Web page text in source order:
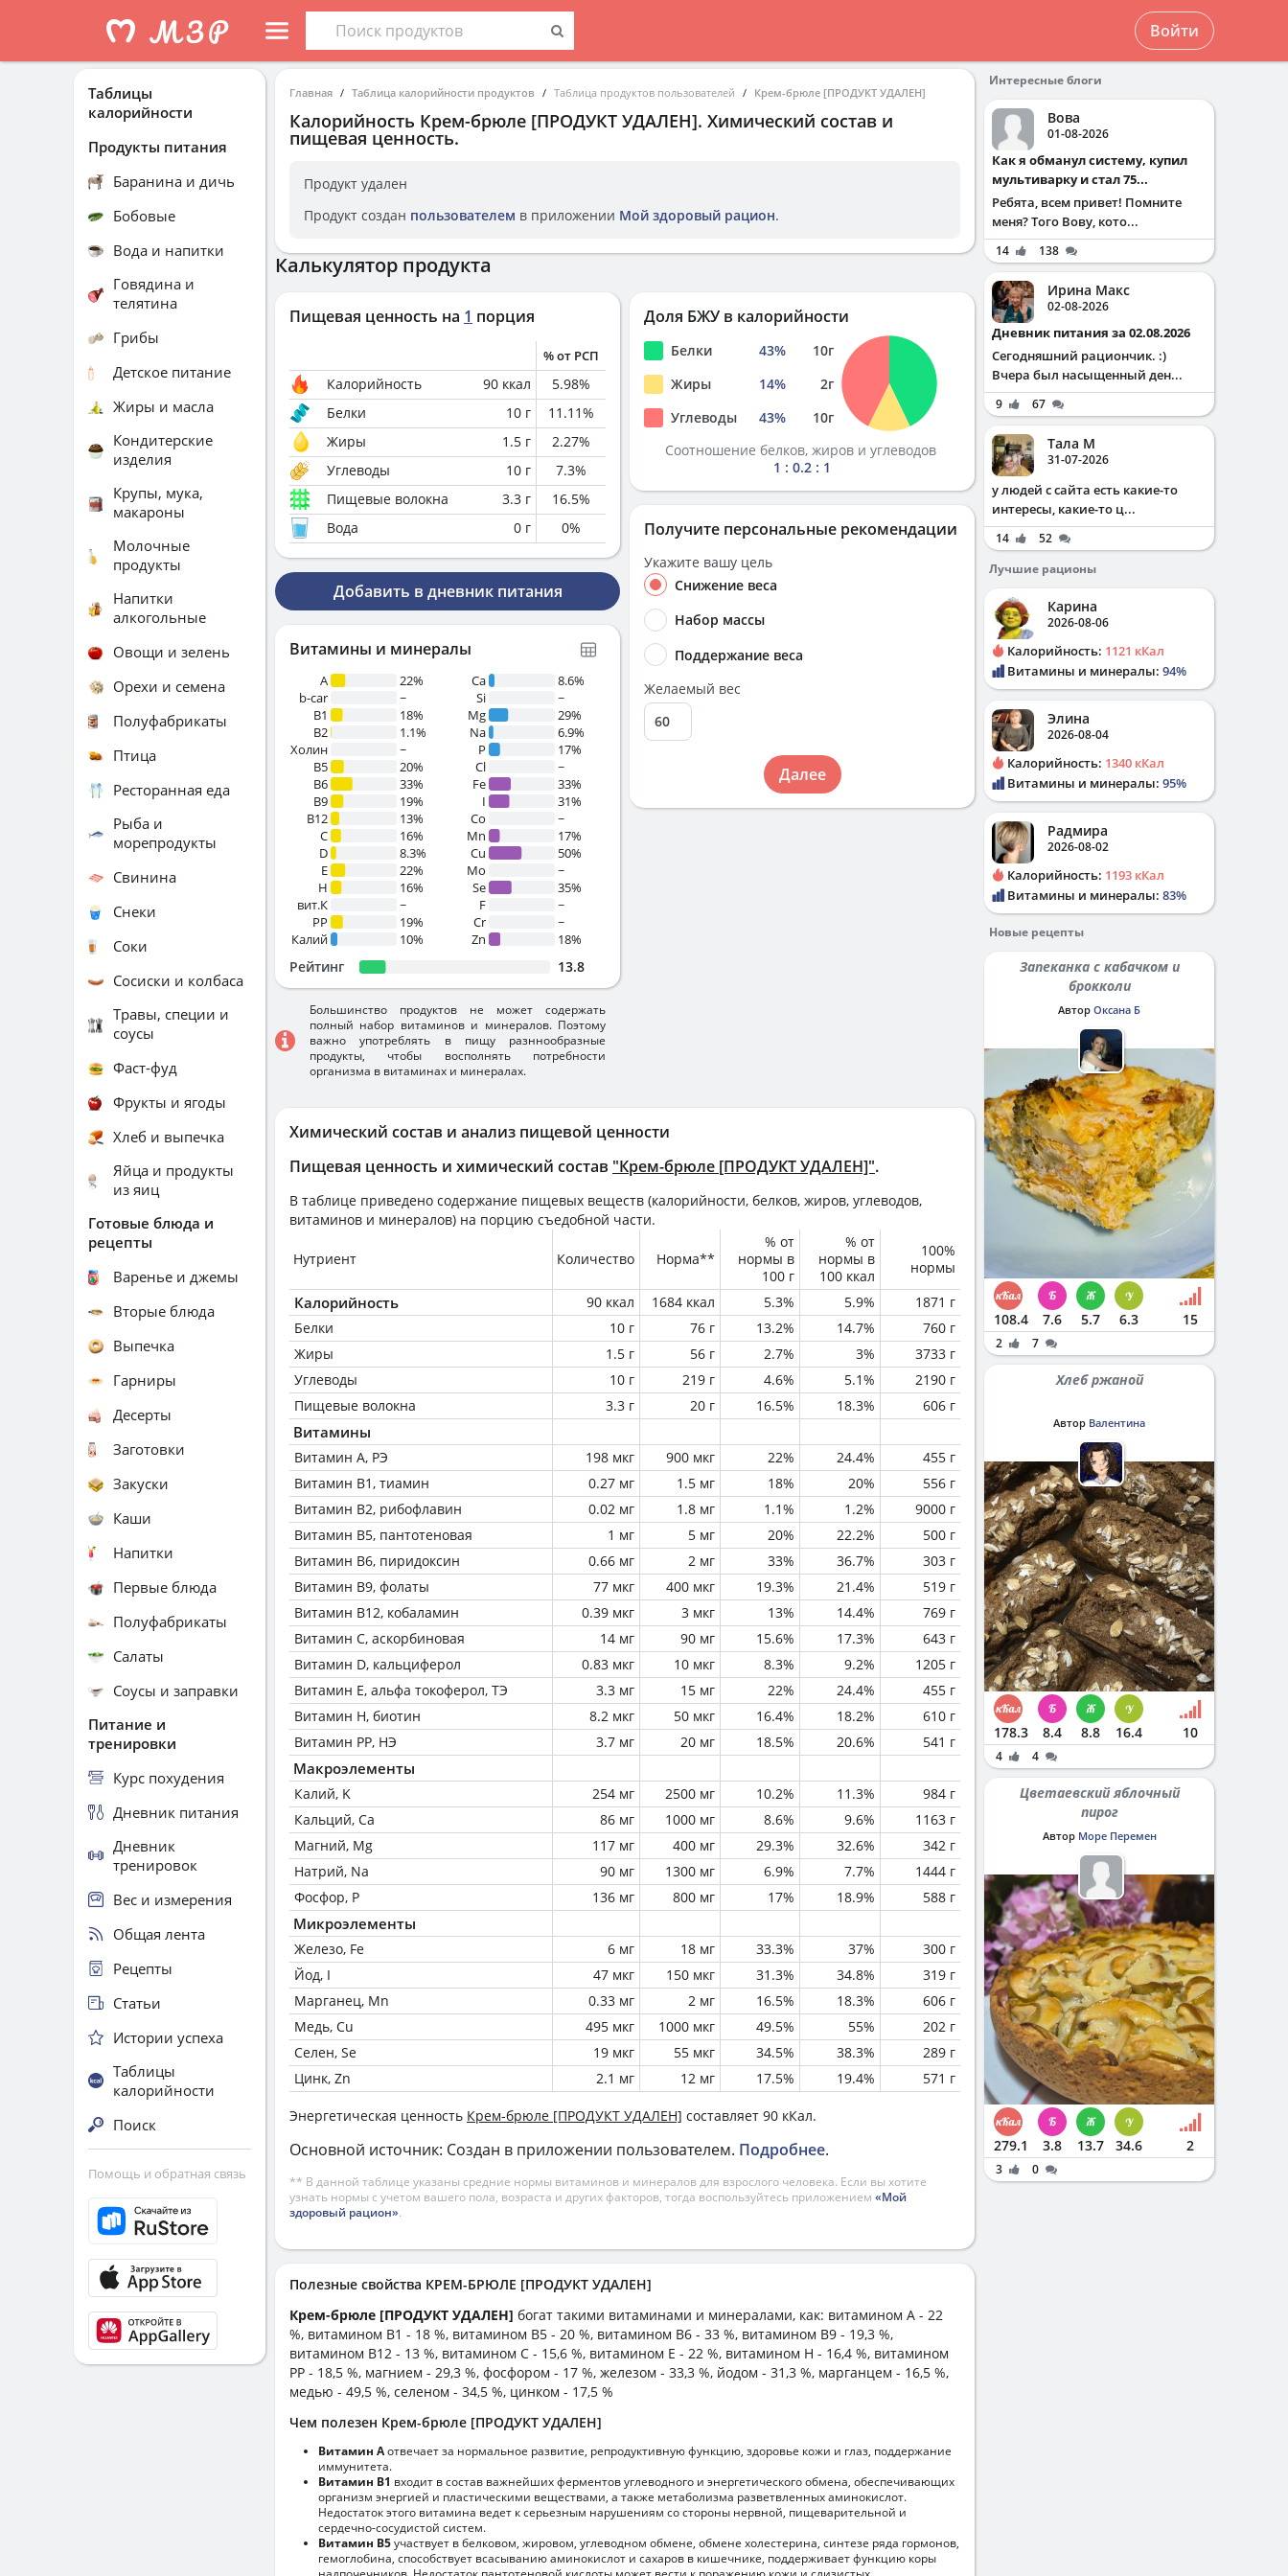
Войти
Главная Таблица калорийности продуктов Таблица продуктов пользователей Крем-брюле [ПРОДУКТ УДАЛЕН]
Калорийность Крем-брюле [ПРОДУКТ УДАЛЕН]. Химический состав и
пищевая ценность.
Продукт удален
Продукт создан пользователем в приложении Мой здоровый рацион.
Химический состав и анализ пищевой ценности
Пищевая ценность и химический состав "Крем-брюле [ПРОДУКТ УДАЛЕН]".
В таблице приведено содержание пищевых веществ (калорийности, белков, жиров, углеводов,
витаминов и минералов) на порцию съедобной части.
Нутриент Количество Норма**
% от
нормы в
100 г
% от
нормы в
100 ккал
100%
нормы
Калорийность 90 ккал 1684 ккал 5.3% 5.9%
1871 г
Белки
10 г 76 г 13.2% 14.7%
760 г
Жиры
1.5 г 56 г 2.7% 3%
3733 г
Углеводы
10 г 219 г 4.6% 5.1%
2190 г
Пищевые волокна
3.3 г 20 г 16.5% 18.3% 606 г
Витамины
Витамин А, РЭ 198 мкг 900 мкг 22% 24.4%
455 г
Витамин В1, тиамин
0.27 мг 1.5 мг 18% 20%
556 г
Витамин В2, рибофлавин
0.02 мг 1.8 мг 1.1% 1.2%
9000 г
Витамин В5, пантотеновая
1 мг 5 мг 20% 22.2%
500 г
Витамин В6, пиридоксин
0.66 мг 2 мг 33% 36.7%
303 г
Витамин В9, фолаты
77 мкг 400 мкг 19.3% 21.4%
519 г
Витамин В12, кобаламин
0.39 мкг 3 мкг 13% 14.4%
769 г
Витамин C, аскорбиновая
14 мг 90 мг 15.6% 17.3%
643 г
Витамин D, кальциферол
0.83 мкг 10 мкг 8.3% 9.2%
1205 г
Витамин Е, альфа токоферол, ТЭ
3.3 мг 15 мг 22% 24.4%
455 г
Витамин Н, биотин
8.2 мкг 50 мкг 16.4% 18.2%
610 г
Витамин РР, НЭ
3.7 мг 20 мг 18.5% 20.6% 541 г
Макроэлементы
Калий, K 254 мг 2500 мг 10.2% 11.3%
984 г
Кальций, Ca
86 мг 1000 мг 8.6% 9.6%
1163 г
Магний, Mg
117 мг 400 мг 29.3% 32.6%
342 г
Натрий, Na
90 мг 1300 мг 6.9% 7.7%
1444 г
Фосфор, P
136 мг 800 мг 17% 18.9% 588 г
Микроэлементы
Железо, Fe 6 мг 18 мг 33.3% 37%
300 г
Йод, I
47 мкг 150 мкг 31.3% 34.8%
319 г
Марганец, Mn
0.33 мг 2 мг 16.5% 18.3%
606 г
Медь, Cu
495 мкг 1000 мкг 49.5% 55%
202 г
Селен, Se
19 мкг 55 мкг 34.5% 38.3%
289 г
Цинк, Zn
2.1 мг 12 мг 17.5% 19.4% 571 г
Энергетическая ценность Крем-брюле [ПРОДУКТ УДАЛЕН] составляет 90 кКал.
Основной источник: Создан в приложении пользователем. Подробнее.
** В данной таблице указаны средние нормы витаминов и минералов для взрослого человека. Если вы хотите
узнать нормы с учетом вашего пола, возраста и других факторов, тогда воспользуйтесь приложением «Мой
здоровый рацион».
Калькулятор продукта
Пищевая ценность на 1 порция
% от РСП
Калорийность 90 ккал 5.98%
Белки
10 г 11.11%
Жиры
1.5 г 2.27%
Углеводы
10 г 7.3%
Пищевые волокна
3.3 г 16.5%
Вода
0 г 0%
Добавить в дневник питания
Витамины и минералы
A
22%
b-car
~
В1
18%
B2
1.1%
Холин
~
B5
20%
B6
33%
B9
19%
B12
13%
C
16%
D
8.3%
E
22%
H
16%
вит.К
~
PP
19%
Калий
10%
Ca
8.6%
Si
~
Mg
29%
Na
6.9%
P
17%
Cl
~
Fe
33%
I
31%
Co
~
Mn
17%
Cu
50%
Mo
~
Se
35%
F
~
Cr
~
Zn
18%
Рейтинг 13.8
Большинство продуктов не может содержать
полный набор витаминов и минералов. Поэтому
важно употреблять в пищу разннообразные
продукты, чтобы восполнять потребности
организма в витаминах и минералах.
Доля БЖУ в калорийности
Белки 43% 10г
Жиры
14% 2г
Углеводы
43% 10г
Соотношение белков, жиров и углеводов
1 : 0.2 : 1
Получите персональные рекомендации
Укажите вашу цель
Снижение веса
Набор массы
Поддержание веса
Желаемый вес
Далее
Полезные свойства КРЕМ-БРЮЛЕ [ПРОДУКТ УДАЛЕН]
Крем-брюле [ПРОДУКТ УДАЛЕН] богат такими витаминами и минералами, как: витамином А - 22
%, витамином B1 - 18 %, витамином B5 - 20 %, витамином B6 - 33 %, витамином B9 - 19,3 %,
витамином B12 - 13 %, витамином C - 15,6 %, витамином E - 22 %, витамином H - 16,4 %, витамином
PP - 18,5 %, магнием - 29,3 %, фосфором - 17 %, железом - 33,3 %, йодом - 31,3 %, марганцем - 16,5 %,
медью - 49,5 %, селеном - 34,5 %, цинком - 17,5 %
Чем полезен Крем-брюле [ПРОДУКТ УДАЛЕН]
Витамин Аотвечает за нормальное развитие, репродуктивную функцию, здоровье кожи и глаз, поддержание
иммунитета.
Витамин В1 входит в состав важнейших ферментов углеводного и энергетического обмена, обеспечивающих
организм энергией и пластическими веществами, а также метаболизма разветвленных аминокислот.
Недостаток этого витамина ведет к серьезным нарушениям со стороны нервной, пищеварительной и
сердечно-сосудистой систем.
Витамин В5участвует в белковом, жировом, углеводном обмене, обмене холестерина, синтезе ряда гормонов,
гемоглобина, способствует всасыванию аминокислот и сахаров в кишечнике, поддерживает функцию коры
Таблицы
калорийности
Продукты питания
Баранина и дичь
Бобовые
Вода и напитки
Говядина и
телятина
Грибы
Детское питание
Жиры и масла
Кондитерские
изделия
Крупы, мука,
макароны
Молочные
продукты
Напитки
алкогольные
Овощи и зелень
Орехи и семена
Полуфабрикаты
Птица
Ресторанная еда
Рыба и
морепродукты
Свинина
Снеки
Соки
Сосиски и колбаса
Травы, специи и
соусы
Фаст-фуд
Фрукты и ягоды
Хлеб и выпечка
Яйца и продукты
из яиц
Готовые блюда и
рецепты
Варенье и джемы
Вторые блюда
Выпечка
Гарниры
Десерты
Заготовки
Закуски
Каши
Напитки
Первые блюда
Полуфабрикаты
Салаты
Соусы и заправки
Питание и
тренировки
Курс похудения
Дневник питания
Дневник
тренировок
Вес и измерения
Общая лента
Рецепты
Статьи
Истории успеха
Таблицы
калорийности
Поиск
Помощь и обратная связь
Интересные блоги
Вова
01-08-2026
Как я обманул систему, купил
мультиварку и стал 75...
Ребята, всем привет! Помните
меня? Того Вову, кото...
14 138
Ирина Макс
02-08-2026
Дневник питания за 02.08.2026
Сегодняшний рациончик. :)
Вчера был насыщенный ден...
9 67
Тала М
31-07-2026
у людей с сайта есть какие-то
интересы, какие-то ц...
14
52
Лучшие рационы
Карина
2026-08-06
Калорийность: 1121 кКал
Витамины и минералы: 94%
Элина
2026-08-04
Калорийность: 1340 кКал
Витамины и минералы: 95%
Радмира
2026-08-02
Калорийность: 1193 кКал
Витамины и минералы: 83%
Новые рецепты
Запеканка с кабачком и
брокколи
Автор Оксана Б
108.4 7.6 5.7 6.3 15
2 7
Хлеб ржаной
Автор Валентина
178.3 8.4 8.8 16.4 10
4 4
Цветаевский яблочный
пирог
Автор Море Перемен
279.1 3.8 13.7 34.6 2
3 0